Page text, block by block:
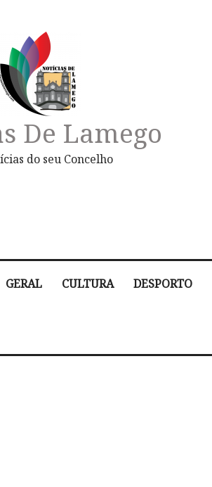
De Lamego
do seu Concelho
GERAL CULTURA DESPORTO